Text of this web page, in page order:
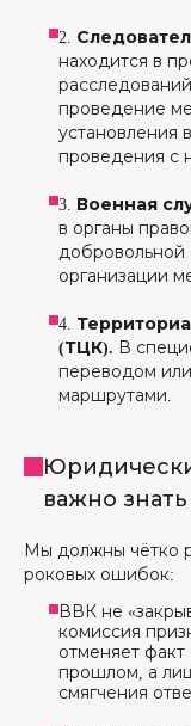
2.
находится в
проведение
установления
проведения с
3. Военная
в органы
добровольной
организации
4.
(ТЦК). В
переводом
маршрутами.
важно знать
Мы должны чётко
роковых ошибок:
ВВК не
комиссия
отменяет факт
прошлом, а
смягчения